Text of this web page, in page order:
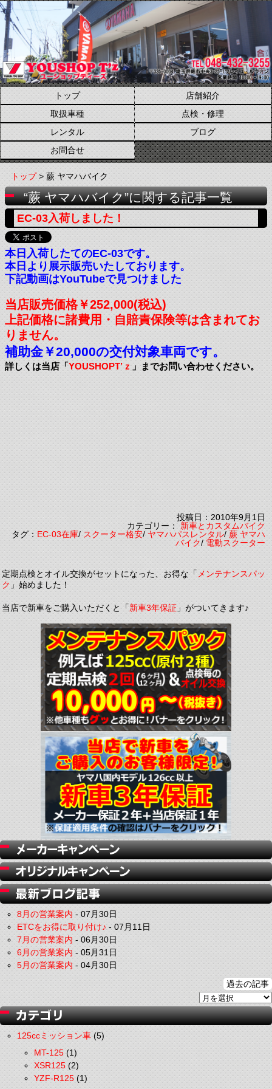
トップ
店舗紹介
取扱車種
点検・修理
レンタル
ブログ
お問合せ
トップ> 蕨 ヤマハバイク
“蕨 ヤマハバイク”に関する記事一覧
EC-03入荷しました！
本日入荷したてのEC-03です。
本日より展示販売いたしております。
下記動画はYouTubeで見つけました
当店販売価格￥252,000(税込)
上記価格に諸費用・自賠責保険等は含まれてお
りません。
補助金￥20,000の交付対象車両です。
詳しくは当店「YOUSHOPT’ｚ」までお問い合わせください。
投稿日：2010年9月1日
カテゴリー：新車とカスタムバイク
タグ：EC-03在庫/スクーター格安/ヤマハパスレンタル/蕨 ヤマハ
バイク/電動スクーター
定期点検とオイル交換がセットになった、お得な「メンテナンスパッ
ク」始めました！
当店で新車をご購入いただくと「新車3年保証」がついてきます♪
8月の営業案内-07月30日
ETCをお得に取り付け♪-07月11日
7月の営業案内-06月30日
6月の営業案内-05月31日
5月の営業案内-04月30日
過去の記事
125ccミッション車(5)
MT-125(1)
XSR125(2)
YZF-R125(1)